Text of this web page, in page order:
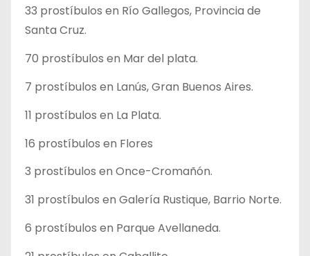
33 prostíbulos en Río Gallegos, Provincia de
Santa Cruz.
70 prostíbulos en Mar del plata.
7 prostíbulos en Lanús, Gran Buenos Aires.
11 prostíbulos en La Plata.
16 prostíbulos en Flores
3 prostíbulos en Once-Cromañón.
31 prostíbulos en Galería Rustique, Barrio Norte.
6 prostíbulos en Parque Avellaneda.